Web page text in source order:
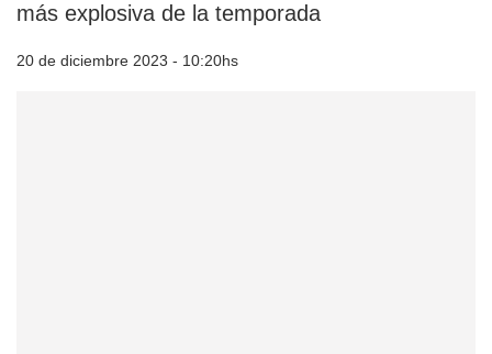
más explosiva de la temporada
20 de diciembre 2023 - 10:20hs